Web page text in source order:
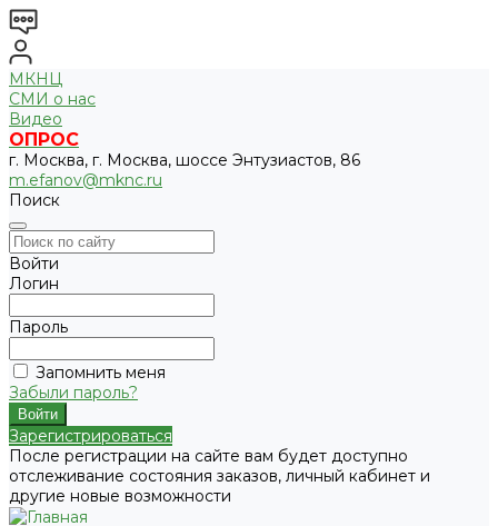
МКНЦ
СМИ о нас
Видео
ОПРОС
г. Москва, г. Москва, шоссе Энтузиастов, 86
m.efanov@mknc.ru
Поиск
Войти
Логин
Пароль
Запомнить меня
Забыли пароль?
Зарегистрироваться
После регистрации на сайте вам будет доступно
отслеживание состояния заказов, личный кабинет и
другие новые возможности